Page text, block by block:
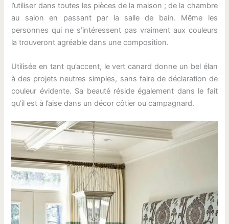
l’utiliser dans toutes les pièces de la maison ; de la chambre
au salon en passant par la salle de bain. Même les
personnes qui ne s’intéressent pas vraiment aux couleurs
la trouveront agréable dans une composition.
Utilisée en tant qu’accent, le vert canard donne un bel élan
à des projets neutres simples, sans faire de déclaration de
couleur évidente. Sa beauté réside également dans le fait
qu’il est à l’aise dans un décor côtier ou campagnard.